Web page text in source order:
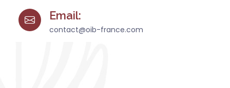
Email:
contact@oib-france.com